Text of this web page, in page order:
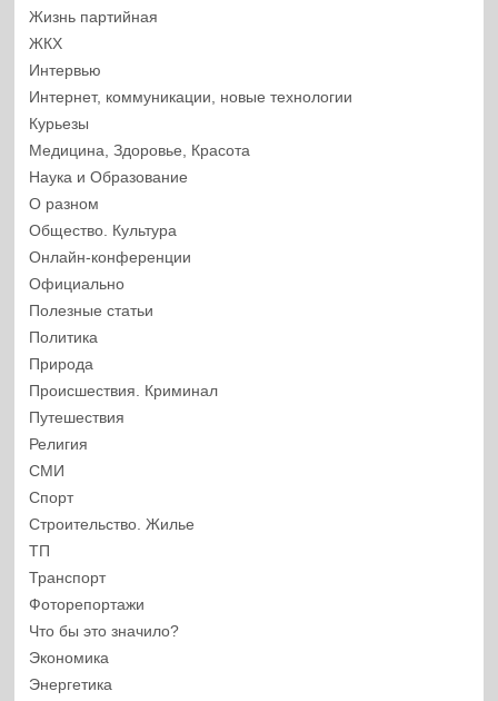
Жизнь партийная
ЖКХ
Интервью
Интернет, коммуникации, новые технологии
Курьезы
Медицина, Здоровье, Красота
Наука и Образование
О разном
Общество. Культура
Онлайн-конференции
Официально
Полезные статьи
Политика
Природа
Происшествия. Криминал
Путешествия
Религия
СМИ
Спорт
Строительство. Жилье
ТП
Транспорт
Фоторепортажи
Что бы это значило?
Экономика
Энергетика